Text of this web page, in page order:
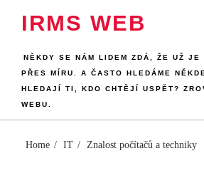
IRMS WEB
NĚKDY SE NÁM LIDEM ZDÁ, ŽE UŽ JE
PŘES MÍRU. A ČASTO HLEDÁME
HLEDAJÍ TI, KDO CHTĚJÍ USPĚT?
WEBU.
Home IT Znalost počítačů a techniky